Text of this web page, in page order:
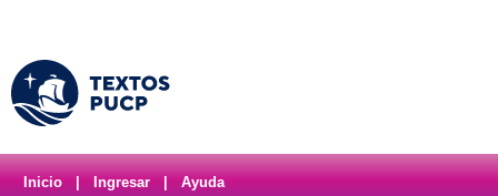
Inicio Ingresar Ayuda